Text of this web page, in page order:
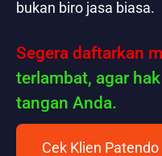
bukan biro jasa biasa.
Segera daftarkan
terlambat, agar
tangan Anda.
Cek Klien Patendo